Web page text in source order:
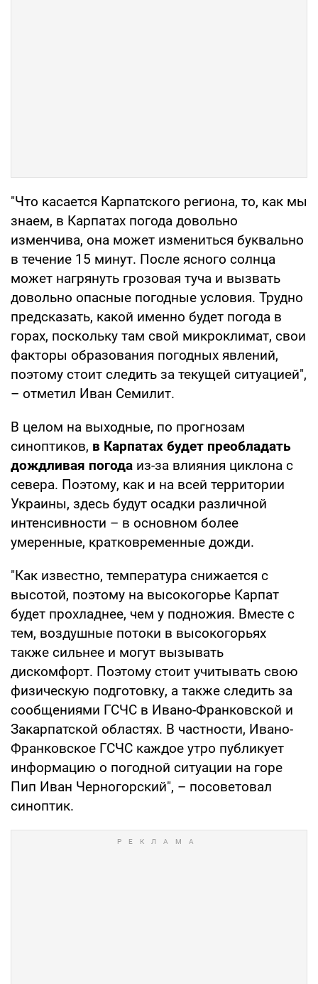
"Что касается Карпатского региона, то, как мы
знаем, в Карпатах погода довольно
изменчива, она может измениться буквально
в течение 15 минут. После ясного солнца
может нагрянуть грозовая туча и вызвать
довольно опасные погодные условия. Трудно
предсказать, какой именно будет погода в
горах, поскольку там свой микроклимат, свои
факторы образования погодных явлений,
поэтому стоит следить за текущей ситуацией",
– отметил Иван Семилит.
В целом на выходные, по прогнозам
синоптиков, в Карпатах будет преобладать
дождливая погода из-за влияния циклона с
севера. Поэтому, как и на всей территории
Украины, здесь будут осадки различной
интенсивности – в основном более
умеренные, кратковременные дожди.
"Как известно, температура снижается с
высотой, поэтому на высокогорье Карпат
будет прохладнее, чем у подножия. Вместе с
тем, воздушные потоки в высокогорьях
также сильнее и могут вызывать
дискомфорт. Поэтому стоит учитывать свою
физическую подготовку, а также следить за
сообщениями ГСЧС в Ивано-Франковской и
Закарпатской областях. В частности, Ивано-
Франковское ГСЧС каждое утро публикует
информацию о погодной ситуации на горе
Пип Иван Черногорский", – посоветовал
синоптик.